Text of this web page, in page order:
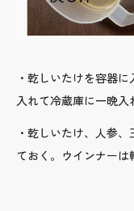
・乾しいたけを容器
入れて冷蔵庫に一晩入
・乾しいたけ、人参
ておく。ウインナーは